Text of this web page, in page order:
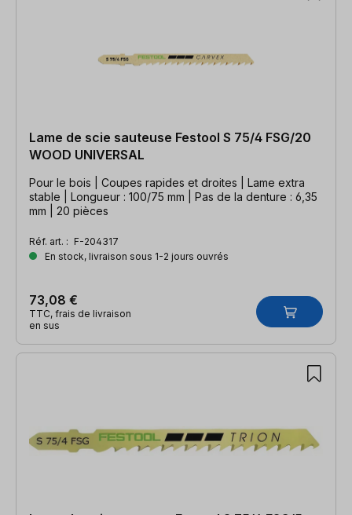
Lame de scie sauteuse Festool S 75/4 FSG/20
WOOD UNIVERSAL
Pour le bois | Coupes rapides et droites | Lame extra
stable | Longueur : 100/75 mm | Pas de la denture : 6,35
mm | 20 pièces
Réf. art. : F-204317
En stock, livraison sous 1-2 jours ouvrés
73,08 €
TTC, frais de livraison
en sus